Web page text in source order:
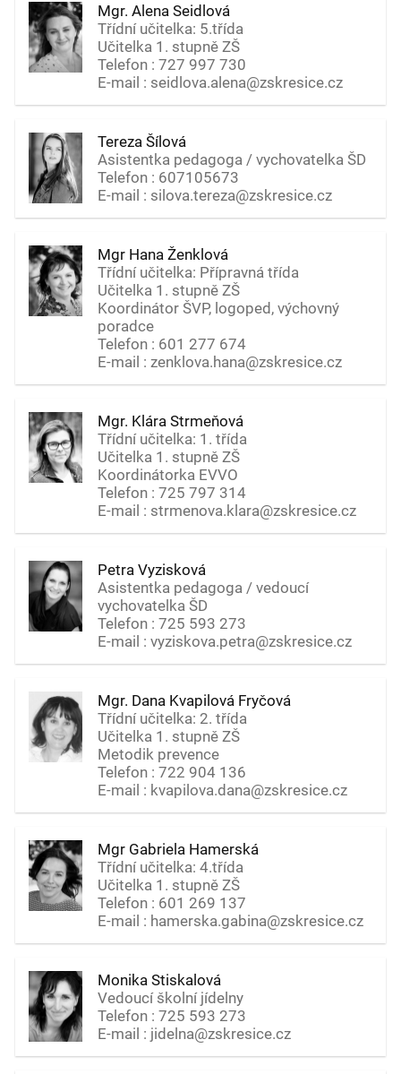
Mgr. Alena Seidlová
Třídní učitelka: 5.třída
Učitelka 1. stupně ZŠ
Telefon : 727 997 730
E-mail : seidlova.alena@zskresice.cz
Tereza Šílová
Asistentka pedagoga / vychovatelka ŠD
Telefon : 607105673
E-mail : silova.tereza@zskresice.cz
Mgr Hana Ženklová
Třídní učitelka: Přípravná třída
Učitelka 1. stupně ZŠ
Koordinátor ŠVP, logoped, výchovný
poradce
Telefon : 601 277 674
E-mail : zenklova.hana@zskresice.cz
Mgr. Klára Strmeňová
Třídní učitelka: 1. třída
Učitelka 1. stupně ZŠ
Koordinátorka EVVO
Telefon : 725 797 314
E-mail : strmenova.klara@zskresice.cz
Petra Vyzisková
Asistentka pedagoga / vedoucí
vychovatelka ŠD
Telefon : 725 593 273
E-mail : vyziskova.petra@zskresice.cz
Mgr. Dana Kvapilová Fryčová
Třídní učitelka: 2. třída
Učitelka 1. stupně ZŠ
Metodik prevence
Telefon : 722 904 136
E-mail : kvapilova.dana@zskresice.cz
Mgr Gabriela Hamerská
Třídní učitelka: 4.třída
Učitelka 1. stupně ZŠ
Telefon : 601 269 137
E-mail : hamerska.gabina@zskresice.cz
Monika Stiskalová
Vedoucí školní jídelny
Telefon : 725 593 273
E-mail : jidelna@zskresice.cz